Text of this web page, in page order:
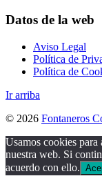
Datos de la web
Aviso Legal
Política de
Política de
Ir arriba
© 2026 Fontaneros
Usamos cookies para
nuestra web. Si
acuerdo con ello.